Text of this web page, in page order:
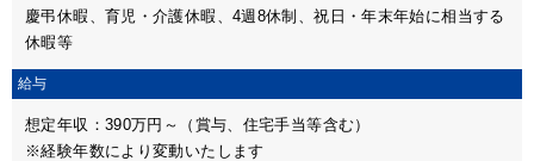
慶弔休暇、育児・介護休暇、4週8休制、祝日・年末年始に相当する
休暇等
給与
想定年収：390万円～（賞与、住宅手当等含む）
※経験年数により変動いたします